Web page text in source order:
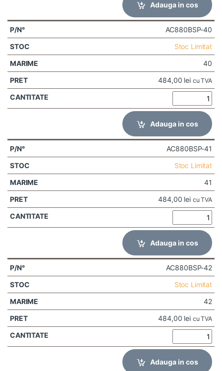
Adauga in cos
AC880BSP-40
Stoc Limitat
40
484,00 lei cu TVA
Adauga in cos
AC880BSP-41
Stoc Limitat
41
484,00 lei cu TVA
Adauga in cos
AC880BSP-42
Stoc Limitat
42
484,00 lei cu TVA
Adauga in cos